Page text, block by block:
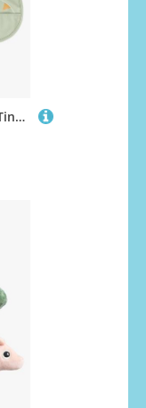
Done By Deer Celebration Tiny Pocket Lätzchen 2er-Pack, Sand